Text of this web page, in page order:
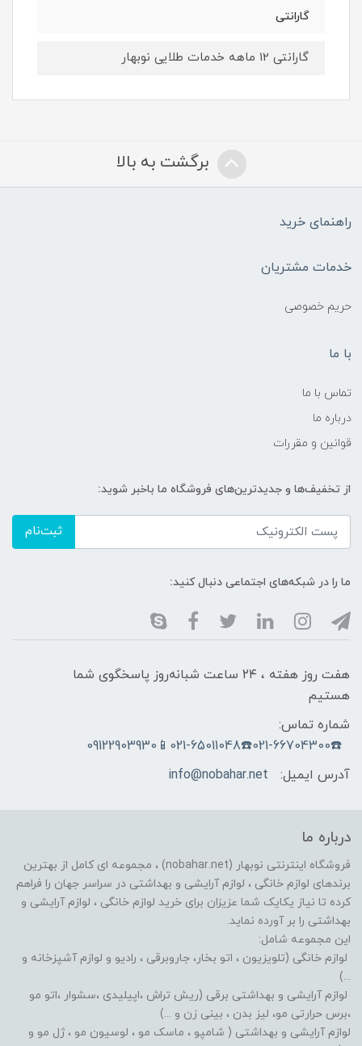
گارانتی
گارانتی 12 ماهه خدمات طلایی نوبهار
برگشت به بالا
راهنمای خرید
خدمات مشتریان
حریم خصوصی
با ما
تماس با ما
درباره ما
قوانین و مقررات
از تخفیف‌ها و جدیدترین‌های فروشگاه ما باخبر شوید:
ثبت‌نام
ما را در شبکه‌های اجتماعی دنبال کنید:
هفت روز هفته ، ۲۴ ساعت شبانه‌روز پاسخگوی شما
هستیم
شماره تماس:
☎️021-66704300☎️021-65011048📱09122903930
آدرس ایمیل:
info@nobahar.net
درباره ما
فروشگاه اینترنتی نوبهار (nobahar.net) ، مجموعه ای کامل از بهترین
برندهای لوازم خانگی ، لوازم آرایشی و بهداشتی در سراسر جهان را فراهم
کرده تا نیاز یکایک شما عزیزان برای خرید لوازم خانگی ، لوازم آرایشی و
بهداشتی را بر آورده نماید.
این مجموعه شامل:
لوازم خانگی (تلویزیون ، اتو بخار، جاروبرقی ، رادیو و لوازم آشپزخانه و
...)
لوازم آرایشی و بهداشتی برقی (ریش تراش ،اپیلیدی ،سشوار ،اتو مو
،برس حرارتی مو، لیز بدن ، بینی زن و ...)
لوازم آرایشی و بهداشتی ( شامپو ، ماسک مو ، لوسیون مو ، ژل مو و